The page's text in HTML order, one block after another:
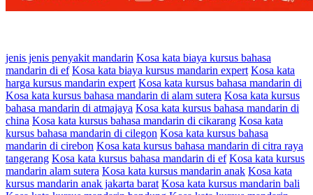
jenis jenis penyakit mandarin Kosa kata biaya kursus bahasa
mandarin di ef Kosa kata biaya kursus mandarin expert Kosa kata
harga kursus mandarin expert Kosa kata kursus bahasa mandarin di
Kosa kata kursus bahasa mandarin di alam sutera Kosa kata kursus
bahasa mandarin di atmajaya Kosa kata kursus bahasa mandarin di
china Kosa kata kursus bahasa mandarin di cikarang Kosa kata
kursus bahasa mandarin di cilegon Kosa kata kursus bahasa
mandarin di cirebon Kosa kata kursus bahasa mandarin di citra raya
tangerang Kosa kata kursus bahasa mandarin di ef Kosa kata kursus
mandarin alam sutera Kosa kata kursus mandarin anak Kosa kata
kursus mandarin anak jakarta barat Kosa kata kursus mandarin bali